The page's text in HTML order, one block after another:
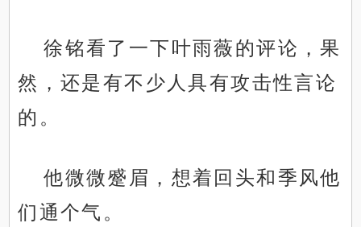
徐铭看了一下叶雨薇的评论，果
然，还是有不少人具有攻击性言论
的。
他微微蹙眉，想着回头和季风他
们通个气。